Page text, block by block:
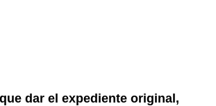
dar el expediente original,